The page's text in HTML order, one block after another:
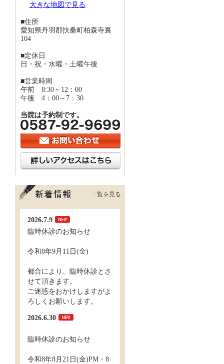
大きな地図で見る
■住所
愛知県丹羽郡扶桑町柏森寺裏
104
■定休日
日・祝・水曜・土曜午後
■営業時間
午前 8:30～12：00
午後 4：00～7：30
当院は予約制です。
一覧を見る
2026.7.9
臨時休診のお知らせ
令和8年9月11日(金)
都合により、臨時休診とさ
せて頂きます。
ご迷惑をおかけしますがよ
ろしくお願いします。
2026.6.30
臨時休診のお知らせ
令和8年8月21日(金)PM・8